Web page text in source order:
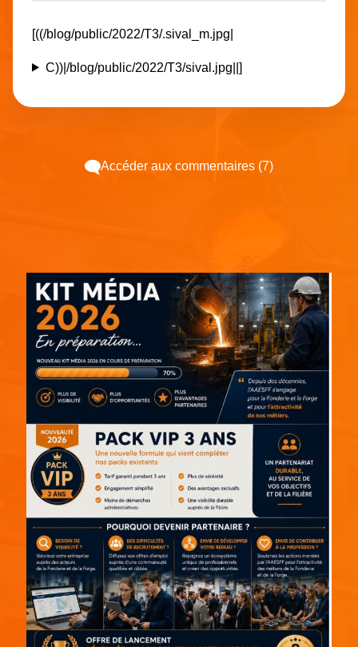
[((/blog/public/2022/T3/.sival_m.jpg|
C))|/blog/public/2022/T3/sival.jpg||]
Accéder aux commentaires (7)